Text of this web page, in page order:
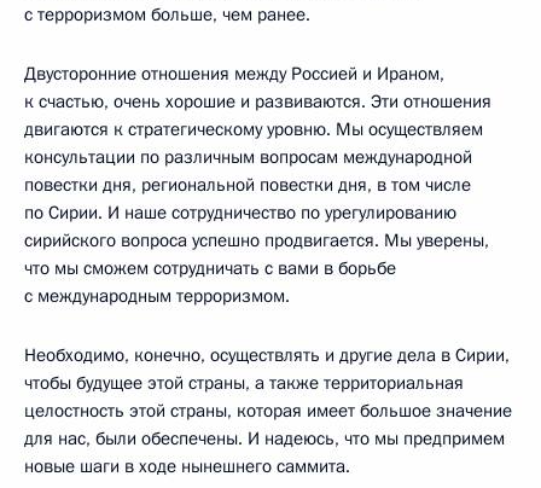
с терроризмом больше, чем ранее.
Двусторонние отношения между Россией и Ираном,
к счастью, очень хорошие и развиваются. Эти отношения
двигаются к стратегическому уровню. Мы осуществляем
консультации по различным вопросам международной
повестки дня, региональной повестки дня, в том числе
по Сирии. И наше сотрудничество по урегулированию
сирийского вопроса успешно продвигается. Мы уверены,
что мы сможем сотрудничать с вами в борьбе
с международным терроризмом.
Необходимо, конечно, осуществлять и другие дела в Сирии,
чтобы будущее этой страны, а также территориальная
целостность этой страны, которая имеет большое значение
для нас, были обеспечены. И надеюсь, что мы предпримем
новые шаги в ходе нынешнего саммита.